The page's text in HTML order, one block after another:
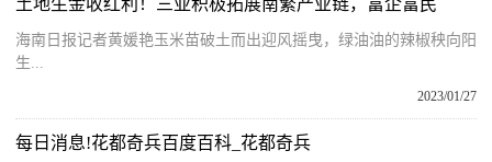
土地生金收红利！三亚积极拓展南繁产业链，富企富民
海南日报记者黄媛艳玉米苗破土而出迎风摇曳，绿油油的辣椒秧向阳
生...
2023/01/27
每日消息!花都奇兵百度百科_花都奇兵